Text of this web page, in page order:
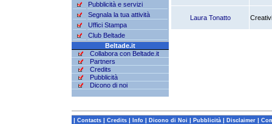
Pubblicità e servizi
Segnala la tua attività
Uffici Stampa
Club Beltade
Beltade.it
Collabora con Beltade.it
Partners
Credits
Pubblicità
Dicono di noi
Laura Tonatto
| Contacts | Credits | Info | Dicono di Noi | Pubblicità | Disclaimer |